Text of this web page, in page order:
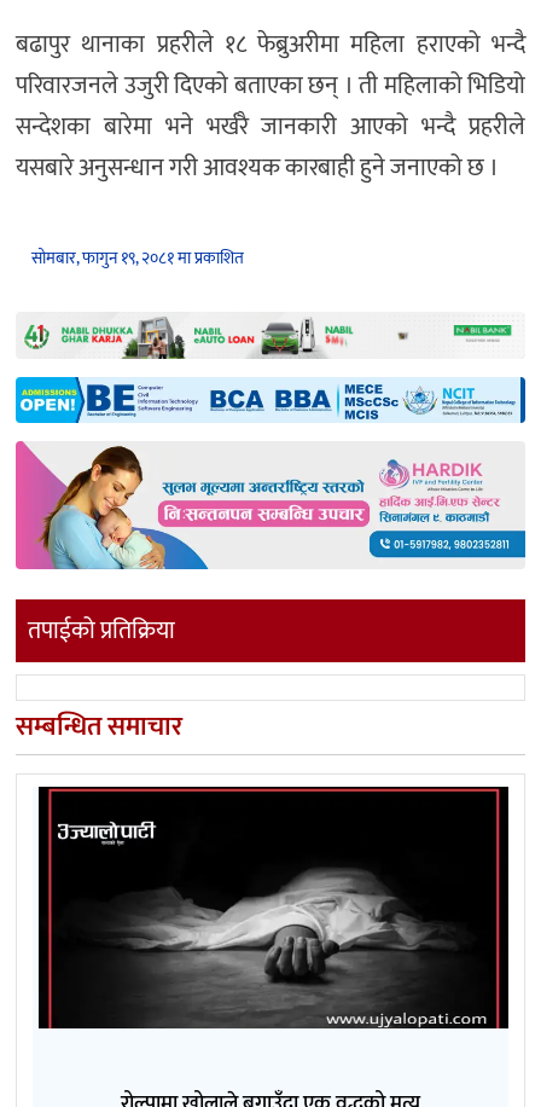
बढापुर थानाका प्रहरीले १८ फेब्रुअरीमा महिला हराएको भन्दै
परिवारजनले उजुरी दिएको बताएका छन् । ती महिलाको भिडियो
सन्देशका बारेमा भने भर्खरै जानकारी आएको भन्दै प्रहरीले
यसबारे अनुसन्धान गरी आवश्यक कारबाही हुने जनाएको छ ।
सोमबार, फागुन १९, २०८१ मा प्रकाशित
तपाईको प्रतिक्रिया
सम्बन्धित समाचार